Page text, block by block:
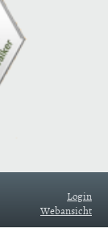
Login
Webansicht